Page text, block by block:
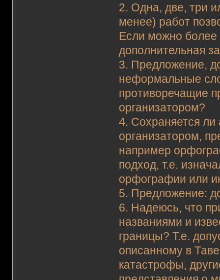
2. Одна, две, три
менее) работ
Если можно более
дополнительная
3. Предложение,
неформальные
противоречащие
организатором?
4. Сохраняется ли
организатором,
например
подход, т.е.
орфографии или
5. Предложение:
6. Надеюсь, что
названиями и
границы? Т.е.
описанному в
катастрофы,